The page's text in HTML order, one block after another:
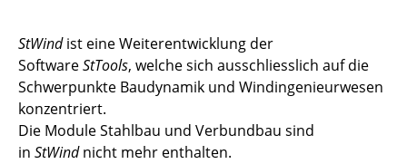
Systemvoraussetzungen
Versionsverlauf StWind
FAQ
StWindist eine Weiterentwicklung der
SoftwareStTools, welche sich ausschliesslich auf die
Schwerpunkte Baudynamik und Windingenieurwesen
konzentriert.
Die Module Stahlbau und Verbundbau sind
in StWindnicht mehr enthalten.